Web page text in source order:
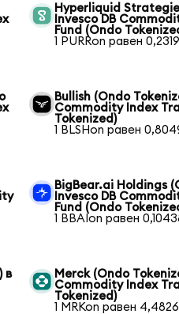
Hyperliquid
Invesco DB
Fund (Ondo
1 PURRon равен
Bullish (Ondo
Commodity Index
Tokenized)
1 BLSHon равен
BigBear.ai Holdings
Invesco DB
Fund (Ondo
1 BBAIon равен
в
Merck (Ondo
Commodity Index
Tokenized)
1 MRKon равен